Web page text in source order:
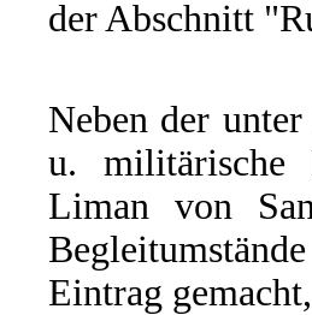
der Abschnitt
Neben der
u. militärische
Liman von
Eintrag